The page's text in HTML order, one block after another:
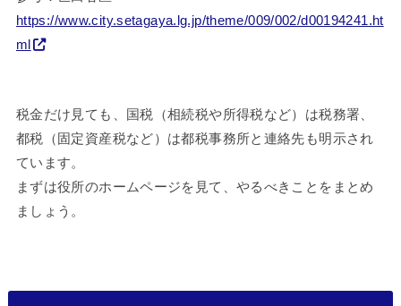
https://www.city.setagaya.lg.jp/theme/009/002/d00194241.ht
ml
税金だけ見ても、国税（相続税や所得税など）は税務署、
都税（固定資産税など）は都税事務所と連絡先も明示され
ています。
まずは役所のホームページを見て、やるべきことをまとめ
ましょう。